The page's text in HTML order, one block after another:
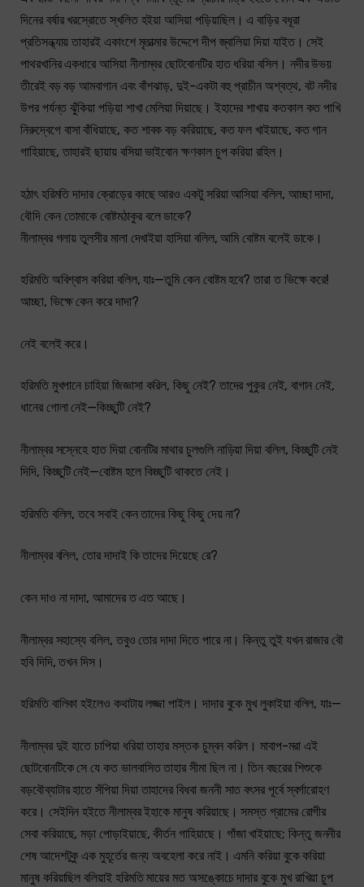
দিনের বর্ষার খরস্রোতে স্খলিত হইয়া আসিয়া পড়িয়াছিল। এ বাড়ির বধূরা
প্রতিসন্ধ্যায় তাহারই একাংশে মৃতাত্মার উদ্দেশে দীপ জ্বালিয়া দিয়া যাইত। সেই
পাথরখানির একধারে আসিয়া নীলাম্বর ছোটবোনটির হাত ধরিয়া বসিল। নদীর উভয়
তীরেই বড় বড় আমবাগান এবং বাঁশঝাড়, দুই-একটা বহু প্রাচীন অশ্বত্থ, বট নদীর
উপর পর্যন্ত ঝুঁকিয়া পড়িয়া শাখা মেলিয়া দিয়াছে। ইহাদের শাখায় কতকাল কত পাখি
নিরুদ্বেগে বাসা বাঁধিয়াছে, কত শাবক বড় করিয়াছে, কত ফল খাইয়াছে, কত গান
গাহিয়াছে, তাহারই ছায়ায় বসিয়া ভাইবোন ক্ষণকাল চুপ করিয়া রহিল।
হঠাৎ হরিমতি দাদার ক্রোড়ের কাছে আরও একটু সরিয়া আসিয়া বলিল, আচ্ছা দাদা,
বৌদি কেন তোমাকে বোষ্টমঠাকুর বলে ডাকে?
নীলাম্বর গলায় তুলসীর মালা দেখাইয়া হাসিয়া বলিল, আমি বোষ্টম বলেই ডাকে।
হরিমতি অবিশ্বাস করিয়া বলিল, যাঃ—তুমি কেন বোষ্টম হবে? তারা ত ভিক্ষে করে!
আচ্ছা, ভিক্ষে কেন করে দাদা?
নেই বলেই করে।
হরিমতি মুখপানে চাহিয়া জিজ্ঞাসা করিল, কিছু নেই? তাদের পুকুর নেই, বাগান নেই,
ধানের গোলা নেই—কিচ্ছুটি নেই?
নীলাম্বর সস্নেহে হাত দিয়া বোনটির মাথার চুলগুলি নাড়িয়া দিয়া বলিল, কিচ্ছুটি নেই
দিদি, কিচ্ছুটি নেই—বোষ্টম হলে কিচ্ছুটি থাকতে নেই।
হরিমতি বলিল, তবে সবাই কেন তাদের কিছু কিছু দেয় না?
নীলাম্বর বলিল, তোর দাদাই কি তাদের দিয়েছে রে?
কেন দাও না দাদা, আমাদের ত এত আছে।
নীলাম্বর সহাস্যে বলিল, তবুও তোর দাদা দিতে পারে না। কিন্তু তুই যখন রাজার বৌ
হবি দিদি, তখন দিস।
হরিমতি বালিকা হইলেও কথাটায় লজ্জা পাইল। দাদার বুকে মুখ লুকাইয়া বলিল, যাঃ—
নীলাম্বর দুই হাতে চাপিয়া ধরিয়া তাহার মস্তক চুম্বন করিল। মাবাপ-মরা এই
ছোটবোনটিকে সে যে কত ভালবাসিত তাহার সীমা ছিল না। তিন বছরের শিশুকে
বড়বৌব্যাটার হাতে সঁপিয়া দিয়া তাহাদের বিধবা জননী সাত বৎসর পূর্বে স্বর্গারোহণ
করে। সেইদিন হইতে নীলাম্বর ইহাকে মানুষ করিয়াছে। সমস্ত গ্রামের রোগীর
সেবা করিয়াছে, মড়া পোড়াইয়াছে, কীর্তন গাহিয়াছে। গাঁজা খাইয়াছে; কিন্তু জননীর
শেষ আদেশটুকু এক মুহূর্তের জন্য অবহেলা করে নাই। এমনি করিয়া বুকে করিয়া
মানুষ করিয়াছিল বলিয়াই হরিমতি মায়ের মত অসঙ্কোচে দাদার বুকে মুখ রাখিয়া চুপ